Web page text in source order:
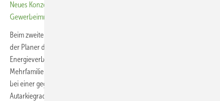
Neues Konzept steigert solaren Eigenverbrauch in
Gewerbeimmobilien
Beim zweiten Anwendungsfall, der Eigenverbrauchserhöhung, kann
der Planer die Daten für die Photovoltaikanlage und den
Energieverbrauch vor Ort angeben. Handelt es sich um ein
Mehrfamilienhaus, werden die Lastprofile der Bewohner genutzt, um
bei einer gegebenen Größe der Solaranlage den jeweiligen
Autarkiegrad mit verschiedenen Speicherkapazitäten zu berechnen.